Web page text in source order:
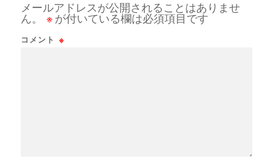
メールアドレスが公開されることはありませ
ん。
※ が付いている欄は必須項目です
コメント ※